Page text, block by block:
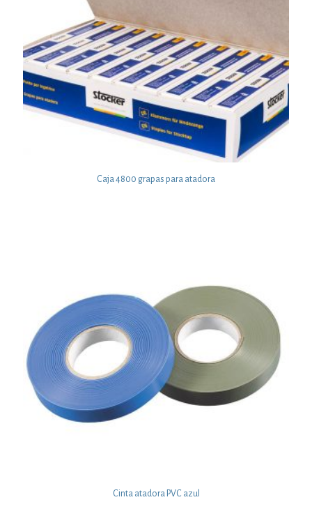
Caja 4800 grapas para atadora
Cinta atadora PVC azul